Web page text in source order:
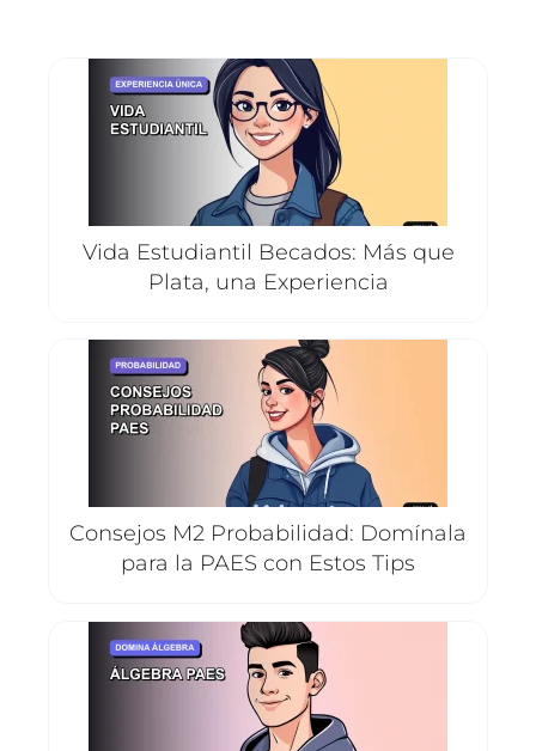
Vida Estudiantil Becados: Más que
Plata, una Experiencia
Consejos M2 Probabilidad: Domínala
para la PAES con Estos Tips